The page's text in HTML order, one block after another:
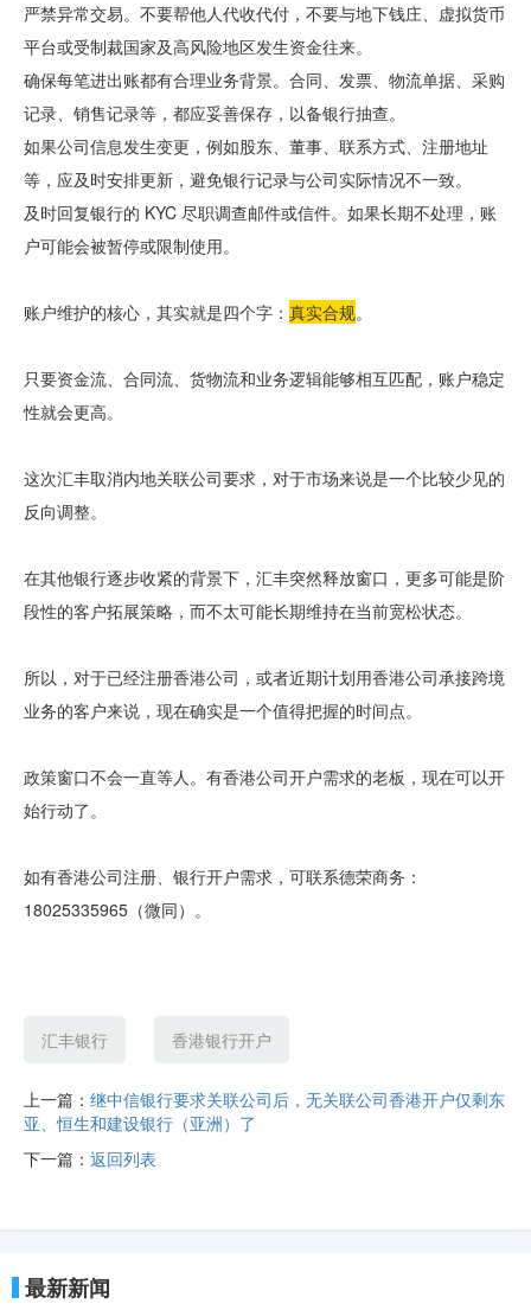
严禁异常交易。不要帮他人代收代付，不要与地下钱庄、虚拟货币
平台或受制裁国家及高风险地区发生资金往来。
确保每笔进出账都有合理业务背景。合同、发票、物流单据、采购
记录、销售记录等，都应妥善保存，以备银行抽查。
如果公司信息发生变更，例如股东、董事、联系方式、注册地址
等，应及时安排更新，避免银行记录与公司实际情况不一致。
及时回复银行的 KYC 尽职调查邮件或信件。如果长期不处理，账
户可能会被暂停或限制使用。
账户维护的核心，其实就是四个字： 真实合规。
只要资金流、合同流、货物流和业务逻辑能够相互匹配，账户稳定
性就会更高。
这次汇丰取消内地关联公司要求，对于市场来说是一个比较少见的
反向调整。
在其他银行逐步收紧的背景下，汇丰突然释放窗口，更多可能是阶
段性的客户拓展策略，而不太可能长期维持在当前宽松状态。
所以，对于已经注册香港公司，或者近期计划用香港公司承接跨境
业务的客户来说，现在确实是一个值得把握的时间点。
政策窗口不会一直等人。有香港公司开户需求的老板，现在可以开
始行动了。
如有香港公司注册、银行开户需求，可联系德荣商务：
18025335965（微同）。
汇丰银行 香港银行开户
上一篇： 继中信银行要求关联公司后，无关联公司香港开户仅剩东
亚、恒生和建设银行（亚洲）了
下一篇： 返回列表
最新新闻